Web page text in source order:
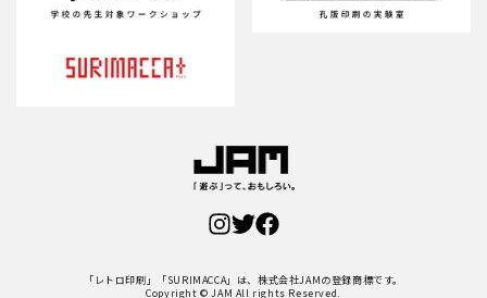
「レトロ印刷」「SURIMACCA」は、株式会社JAMの登録商標です。
Copyright © JAM All rights Reserved.